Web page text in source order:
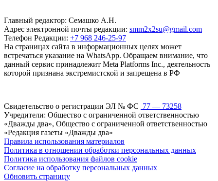
Главный редактор: Семашко А.Н.
Адрес электронной почты редакции: smm2x2su@gmail.com
Телефон Редакции: +7 968 246-25-97
На страницах сайта в информационных целях может
встречаться указание на WhatsApp. Обращаем внимание, что
данный сервис принадлежит Meta Platforms Inc., деятельность
которой признана экстремистской и запрещена в РФ
Свидетельство о регистрации ЭЛ № ФС 77 — 73258
Учредители: Общество с ограниченной ответственностью
«Дважды два», Общество с ограниченной ответственностью
«Редакция газеты «Дважды два»
Правила использования материалов
Политика в отношении обработки персональных данных
Политика использования файлов cookie
Согласие на обработку персональных данных
Обновить страницу